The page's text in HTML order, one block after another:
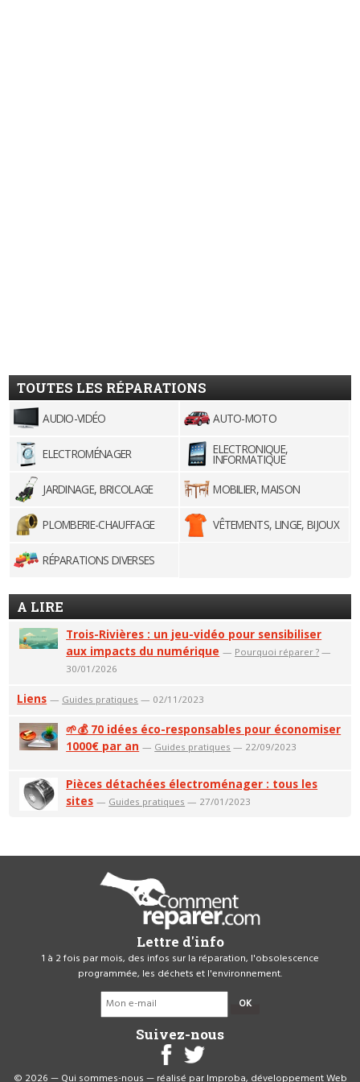
TOUTES LES RÉPARATIONS
AUDIO-VIDÉO AUTO-MOTO
ELECTROMÉNAGER ELECTRONIQUE,
INFORMATIQUE
JARDINAGE, BRICOLAGE
MOBILIER, MAISON
PLOMBERIE-CHAUFFAGE VÊTEMENTS, LINGE, BIJOUX
RÉPARATIONS DIVERSES
A LIRE
Trois-Rivières : un jeu-vidéo pour sensibiliser
aux impacts du numérique — Pourquoi réparer ? —
30/01/2026
Liens — Guides pratiques — 02/11/2023
🌱💰 70 idées éco-responsables pour économiser
1000€ par an — Guides pratiques — 22/09/2023
Pièces détachées électroménager : tous les
sites — Guides pratiques — 27/01/2023
Lettre d'info
1 à 2 fois par mois, des infos sur la réparation, l'obsolescence
programmée, les déchets et l'environnement.
OK
Suivez-nous
© 2026 — Qui sommes-nous — réalisé par Improba, développement Web